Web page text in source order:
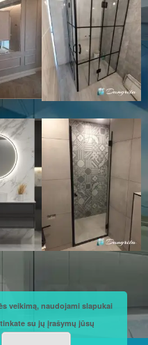
veikimą, naudojami slapukai
su jų įrašymų jūsų